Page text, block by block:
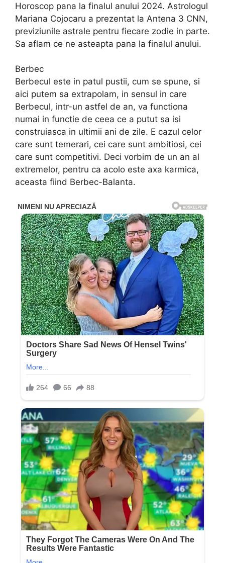
Horoscop pana la finalul anului 2024. Astrologul
Mariana Cojocaru a prezentat la Antena 3 CNN,
previziunile astrale pentru fiecare zodie in parte.
Sa aflam ce ne asteapta pana la finalul anului.
Berbec
Berbecul este in patul pustii, cum se spune, si
aici putem sa extrapolam, in sensul in care
Berbecul, intr-un astfel de an, va functiona
numai in functie de ceea ce a putut sa isi
construiasca in ultimii ani de zile. E cazul celor
care sunt temerari, cei care sunt ambitiosi, cei
care sunt competitivi. Deci vorbim de un an al
extremelor, pentru ca acolo este axa karmica,
aceasta fiind Berbec-Balanta.